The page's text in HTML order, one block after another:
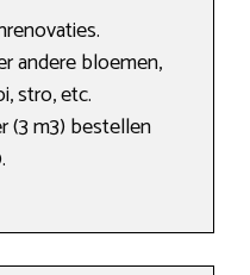
andere bloemen,
stro, etc.
(3 m3) bestellen